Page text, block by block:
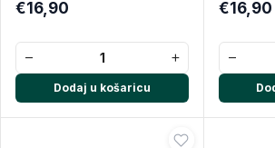
€16,90
− +
Dodaj u košaricu
€16,90
−